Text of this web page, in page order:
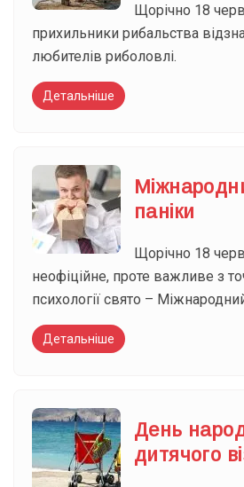
Щорічно 18
прихильники рибальства
любителів риболовлі.
Детальніше
паніки
Щорічно 18
неофіційне, проте важливе з
психології свято –
Детальніше
День
дитячого